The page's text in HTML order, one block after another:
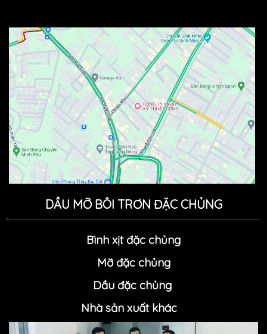
DẦU MỠ BÔI TRƠN ĐẶC CHỦNG
Bình xịt đặc chủng
Mỡ đặc chủng
Dầu đặc chủng
Nhà sản xuất khác